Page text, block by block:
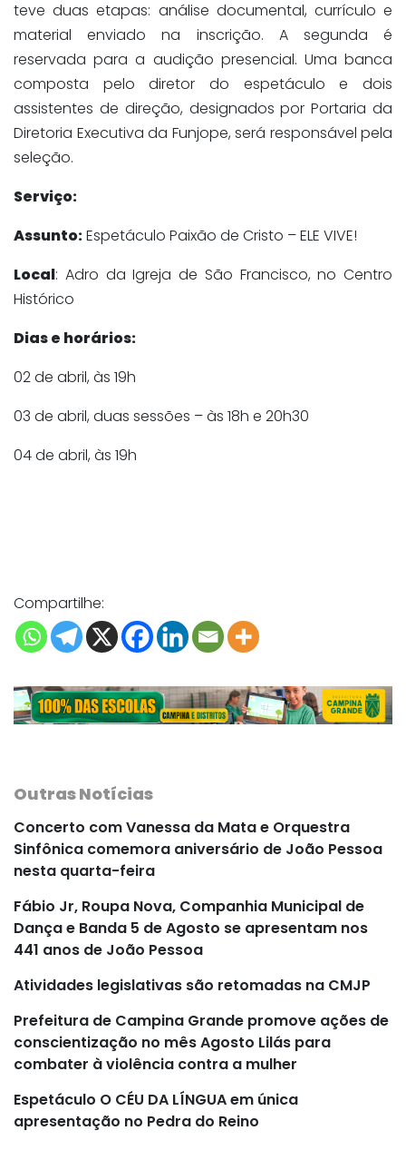
teve duas etapas: análise documental, currículo e
material enviado na inscrição. A segunda é
reservada para a audição presencial. Uma banca
composta pelo diretor do espetáculo e dois
assistentes de direção, designados por Portaria da
Diretoria Executiva da Funjope, será responsável pela
seleção.
Serviço:
Assunto:Espetáculo Paixão de Cristo – ELE VIVE!
Local: Adro da Igreja de São Francisco, no Centro
Histórico
Dias e horários:
02 de abril, às 19h
03 de abril, duas sessões – às 18h e 20h30
04 de abril, às 19h
Compartilhe:
Outras Notícias
Concerto com Vanessa da Mata e Orquestra
Sinfônica comemora aniversário de João Pessoa
nesta quarta-feira
Fábio Jr, Roupa Nova, Companhia Municipal de
Dança e Banda 5 de Agosto se apresentam nos
441 anos de João Pessoa
Atividades legislativas são retomadas na CMJP
Prefeitura de Campina Grande promove ações de
conscientização no mês Agosto Lilás para
combater à violência contra a mulher
Espetáculo O CÉU DA LÍNGUA em única
apresentação no Pedra do Reino